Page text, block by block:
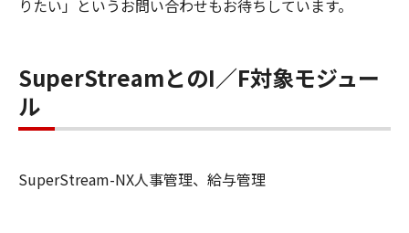
りたい」というお問い合わせもお待ちしています。
SuperStreamとのI／F対象モジュー
ル
SuperStream-NX人事管理、給与管理